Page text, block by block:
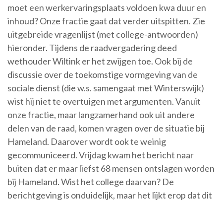
moet een werkervaringsplaats voldoen kwa duur en
inhoud? Onze fractie gaat dat verder uitspitten. Zie
uitgebreide vragenlijst (met college-antwoorden)
hieronder. Tijdens de raadvergadering deed
wethouder Wiltink er het zwijgen toe. Ook bij de
discussie over de toekomstige vormgeving van de
sociale dienst (die w.s. samengaat met Winterswijk)
wist hij niet te overtuigen met argumenten. Vanuit
onze fractie, maar langzamerhand ook uit andere
delen van de raad, komen vragen over de situatie bij
Hameland. Daarover wordt ook te weinig
gecommuniceerd. Vrijdag kwam het bericht naar
buiten dat er maar liefst 68 mensen ontslagen worden
bij Hameland. Wist het college daarvan? De
berichtgeving is onduidelijk, maar het lijkt erop dat dit